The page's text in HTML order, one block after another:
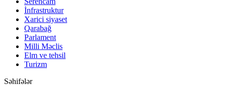
İnfrastruktur
Xarici siyaset
Qarabağ
Parlament
Milli Məclis
Elm ve tehsil
Turizm
Səhifələr